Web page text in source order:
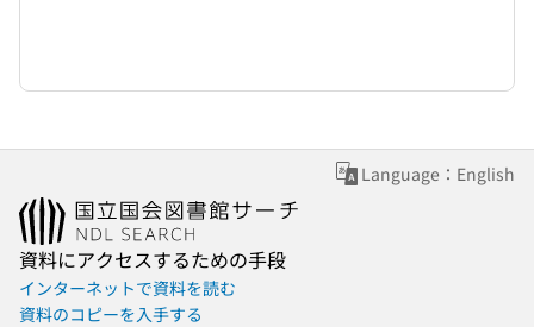
Language：English
資料にアクセスするための手段
インターネットで資料を読む
資料のコピーを入手する